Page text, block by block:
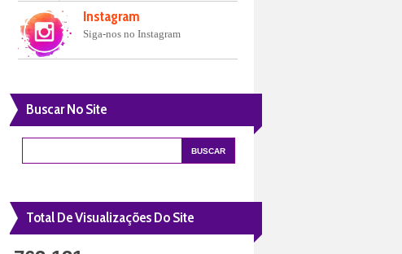
Instagram
Siga-nos no Instagram
Buscar No Site
Total De Visualizações Do Site